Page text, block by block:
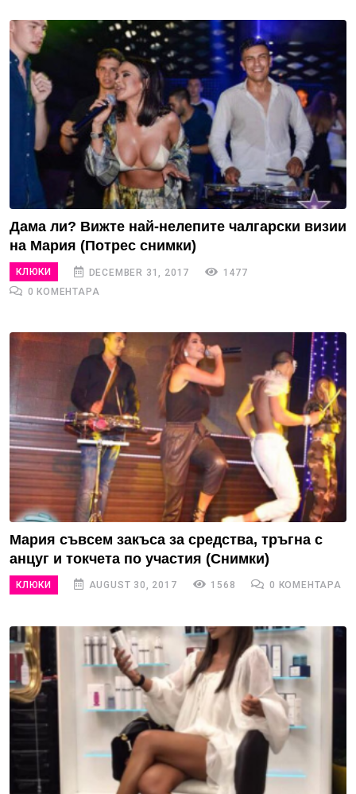
Дама ли? Вижте най-нелепите чалгарски визии
на Мария (Потрес снимки)
КЛЮКИ DECEMBER 31, 2017
1477
0 КОМЕНТАРА
Мария съвсем закъса за средства, тръгна с
анцуг и токчета по участия (Снимки)
КЛЮКИ AUGUST 30, 2017 1568 0 КОМЕНТАРА